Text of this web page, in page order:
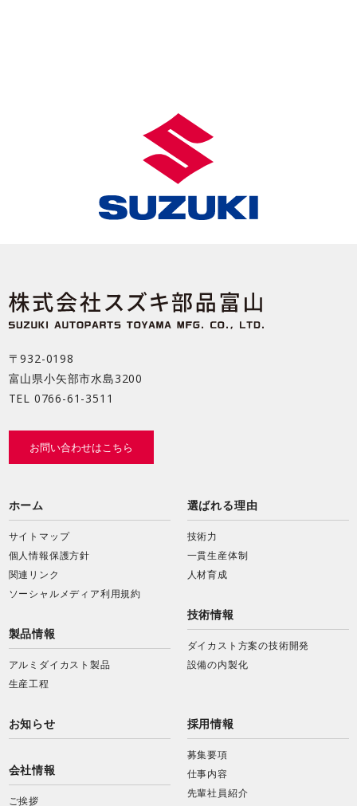
〒932-0198
富山県小矢部市水島3200
TEL 0766-61-3511
お問い合わせはこちら
ホーム
サイトマップ
個人情報保護方針
関連リンク
ソーシャルメディア利用規約
製品情報
アルミダイカスト製品
生産工程
選ばれる理由
技術力
一貫生産体制
人材育成
技術情報
ダイカスト方案の技術開発
設備の内製化
お知らせ
会社情報
ご挨拶
採用情報
募集要項
仕事内容
先輩社員紹介